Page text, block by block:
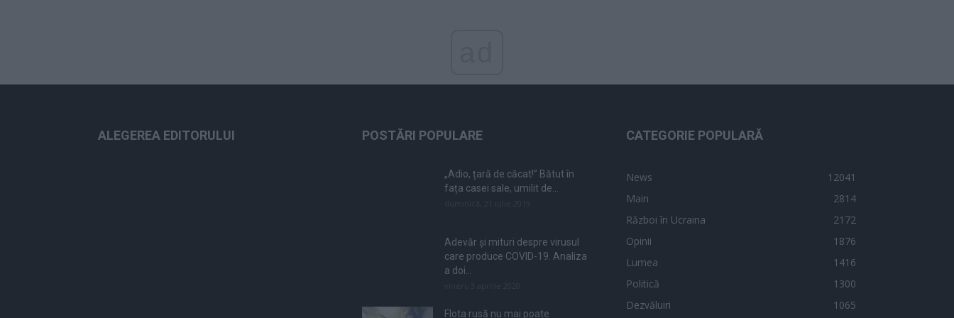
ALEGEREA EDITORULUI POSTĂRI POPULARE
„Adio, țară de căcat!” Bătut în
fața casei sale, umilit de...
Adevăr și mituri despre virusul
care produce COVID-19. Analiza
a doi...
Flota rusă nu mai poate
CATEGORIE POPULARĂ
News
12041
Main
2814
Război în Ucraina
2172
Opinii
1876
Lumea
1416
Politică
1300
Dezvăluiri
1065